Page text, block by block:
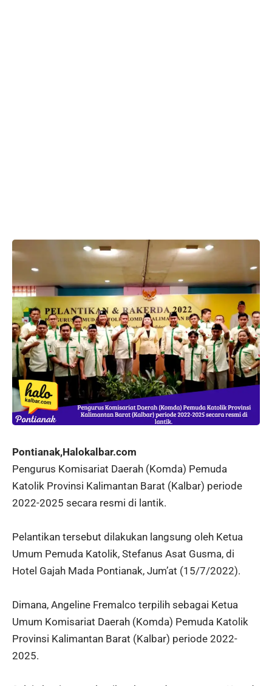
Pontianak,Halokalbar.com
Pengurus Komisariat Daerah (Komda) Pemuda
Katolik Provinsi Kalimantan Barat (Kalbar) periode
2022-2025 secara resmi di lantik.
Pelantikan tersebut dilakukan langsung oleh Ketua
Umum Pemuda Katolik, Stefanus Asat Gusma, di
Hotel Gajah Mada Pontianak, Jum’at (15/7/2022).
Dimana, Angeline Fremalco terpilih sebagai Ketua
Umum Komisariat Daerah (Komda) Pemuda Katolik
Provinsi Kalimantan Barat (Kalbar) periode 2022-
2025.